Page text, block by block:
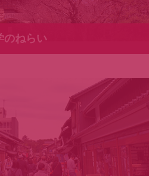
のねらい